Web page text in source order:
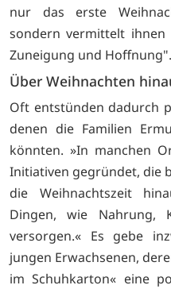
nur das erste
sondern vermittelt
Zuneigung und Hoffnung".
Über Weihnachten
Oft entstünden dadurch
denen die Familien
könnten. »In manchen
Initiativen gegründet, die
die Weihnachtszeit
Dingen, wie Nahrung,
versorgen.« Es gebe
jungen Erwachsenen,
im Schuhkarton« eine